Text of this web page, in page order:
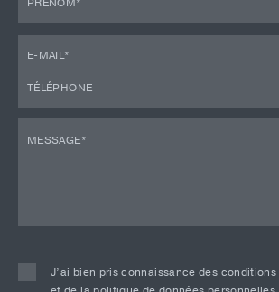
J’ai bien pris connaissance des